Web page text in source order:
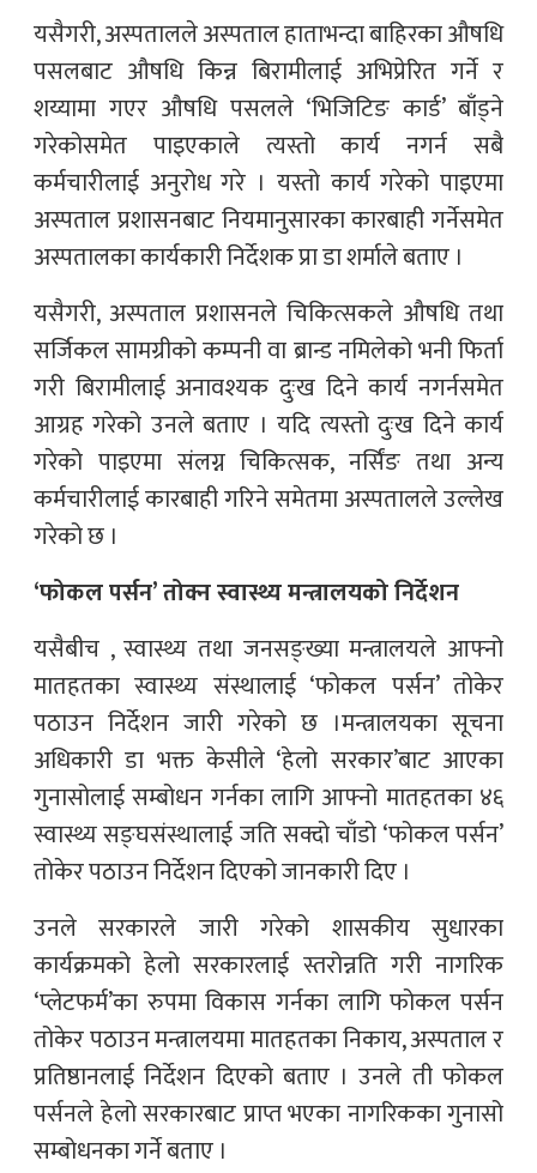
यसैगरी, अस्पतालले अस्पताल हाताभन्दा बाहिरका औषधि
पसलबाट औषधि किन्न बिरामीलाई अभिप्रेरित गर्ने र
शय्यामा गएर औषधि पसलले ‘भिजिटिङ कार्ड’ बाँड्ने
गरेकोसमेत पाइएकाले त्यस्तो कार्य नगर्न सबै
कर्मचारीलाई अनुरोध गरे । यस्तो कार्य गरेको पाइएमा
अस्पताल प्रशासनबाट नियमानुसारका कारबाही गर्नेसमेत
अस्पतालका कार्यकारी निर्देशक प्रा डा शर्माले बताए ।
यसैगरी, अस्पताल प्रशासनले चिकित्सकले औषधि तथा
सर्जिकल सामग्रीको कम्पनी वा ब्रान्ड नमिलेको भनी फिर्ता
गरी बिरामीलाई अनावश्यक दुःख दिने कार्य नगर्नसमेत
आग्रह गरेको उनले बताए । यदि त्यस्तो दुःख दिने कार्य
गरेको पाइएमा संलग्न चिकित्सक, नर्सिंङ तथा अन्य
कर्मचारीलाई कारबाही गरिने समेतमा अस्पतालले उल्लेख
गरेको छ ।
‘फोकल पर्सन’ तोक्न स्वास्थ्य मन्त्रालयको निर्देशन
यसैबीच , स्वास्थ्य तथा जनसङ्ख्या मन्त्रालयले आफ्नो
मातहतका स्वास्थ्य संस्थालाई ‘फोकल पर्सन’ तोकेर
पठाउन निर्देशन जारी गरेको छ ।मन्त्रालयका सूचना
अधिकारी डा भक्त केसीले ‘हेलो सरकार’बाट आएका
गुनासोलाई सम्बोधन गर्नका लागि आफ्नो मातहतका ४६
स्वास्थ्य सङ्घसंस्थालाई जति सक्दो चाँडो ‘फोकल पर्सन’
तोकेर पठाउन निर्देशन दिएको जानकारी दिए ।
उनले सरकारले जारी गरेको शासकीय सुधारका
कार्यक्रमको हेलो सरकारलाई स्तरोन्नति गरी नागरिक
‘प्लेटफर्म’का रुपमा विकास गर्नका लागि फोकल पर्सन
तोकेर पठाउन मन्त्रालयमा मातहतका निकाय, अस्पताल र
प्रतिष्ठानलाई निर्देशन दिएको बताए । उनले ती फोकल
पर्सनले हेलो सरकारबाट प्राप्त भएका नागरिकका गुनासो
सम्बोधनका गर्ने बताए ।